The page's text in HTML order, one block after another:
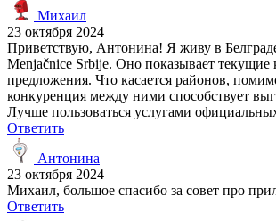
Михаил
23 октября 2024
Приветствую, Антонина! Я живу в
Menjačnice Srbije. Оно показывает
предложения. Что касается районов,
конкуренция между ними способствует
Лучше пользоваться услугами
Ответить
Антонина
23 октября 2024
Михаил, большое спасибо за совет про
Ответить